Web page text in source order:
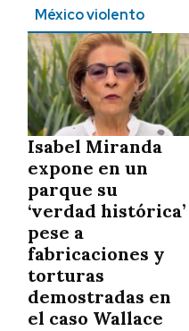
México violento
Isabel Miranda
expone en un
parque su
‘verdad histórica’
pese a
fabricaciones y
torturas
demostradas en
el caso Wallace